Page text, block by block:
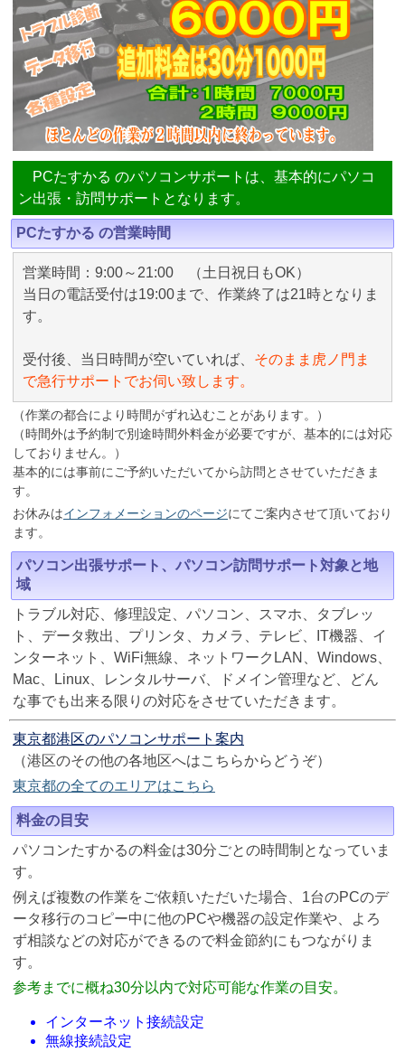
PCたすかる のパソコンサポートは、基本的にパソコ
ン出張・訪問サポートとなります。
PCたすかる の営業時間
営業時間：9:00～21:00 （土日祝日もOK）
当日の電話受付は19:00まで、作業終了は21時となりま
す。
受付後、当日時間が空いていれば、 そのまま虎ノ門ま
で急行サポートでお伺い致します。
（作業の都合により時間がずれ込むことがあります。）
（時間外は予約制で別途時間外料金が必要ですが、基本的には対応
しておりません。）
基本的には事前にご予約いただいてから訪問とさせていただきま
す。
お休みはインフォメーションのページにてご案内させて頂いており
ます。
パソコン出張サポート、パソコン訪問サポート対象と地
域
トラブル対応、修理設定、パソコン、スマホ、タブレッ
ト、データ救出、プリンタ、カメラ、テレビ、IT機器、イ
ンターネット、WiFi無線、ネットワークLAN、Windows、
Mac、Linux、レンタルサーバ、ドメイン管理など、どん
な事でも出来る限りの対応をさせていただきます。
東京都港区のパソコンサポート案内
（港区のその他の各地区へはこちらからどうぞ）
東京都の全てのエリアはこちら
料金の目安
パソコンたすかるの料金は30分ごとの時間制となっていま
す。
例えば複数の作業をご依頼いただいた場合、1台のPCのデ
ータ移行のコピー中に他のPCや機器の設定作業や、よろ
ず相談などの対応ができるので料金節約にもつながりま
す。
参考までに概ね30分以内で対応可能な作業の目安。
インターネット接続設定
無線接続設定